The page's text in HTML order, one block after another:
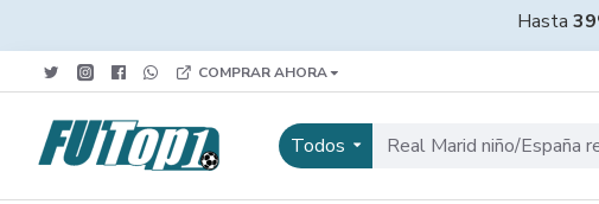
Hasta
COMPRAR AHORA
Todos